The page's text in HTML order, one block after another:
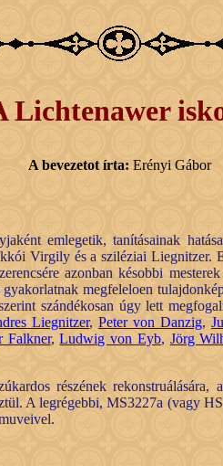
Lichtenawer
A bevezetot írta: Erényi Gábor
emlegetik, tanításainak
Virgily és a sziléziai Liegnitzer.
azonban késobbi
megfeleloen
szándékosan úgy lett
Liegnitzer, Peter von Danzig,
Falkner,Ludwig von Eyb, Jörg
részének rekonstruálására,
A legrégebbi, MS3227a (vagy